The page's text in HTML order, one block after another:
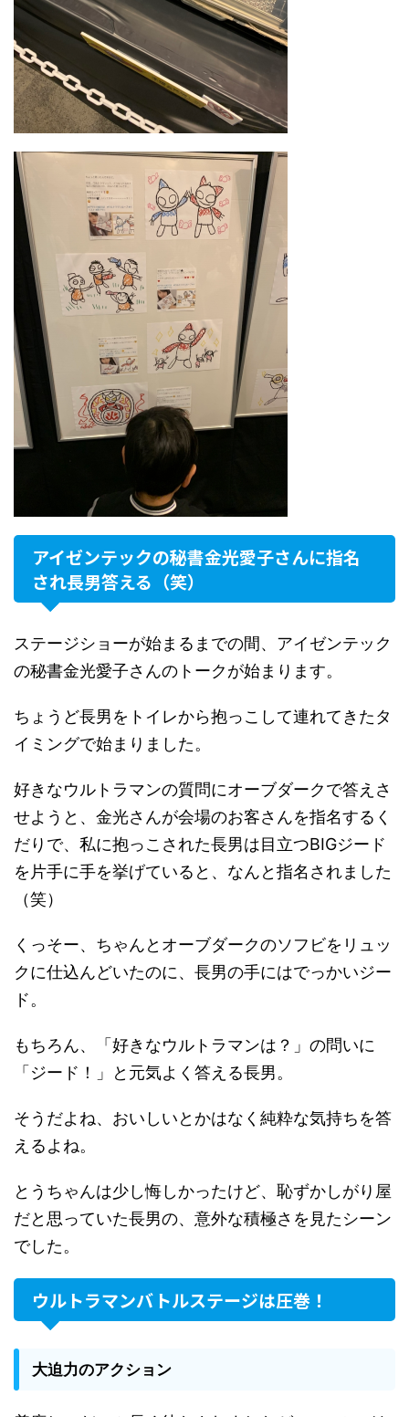
アイゼンテックの秘書金光愛子さんに指名
され長男答える（笑）
ステージショーが始まるまでの間、アイゼンテック
の秘書金光愛子さんのトークが始まります。
ちょうど長男をトイレから抱っこして連れてきたタ
イミングで始まりました。
好きなウルトラマンの質問にオーブダークで答えさ
せようと、金光さんが会場のお客さんを指名するく
だりで、私に抱っこされた長男は目立つBIGジード
を片手に手を挙げていると、なんと指名されました
（笑）
くっそー、ちゃんとオーブダークのソフビをリュッ
クに仕込んどいたのに、長男の手にはでっかいジー
ド。
もちろん、「好きなウルトラマンは？」の問いに
「ジード！」と元気よく答える長男。
そうだよね、おいしいとかはなく純粋な気持ちを答
えるよね。
とうちゃんは少し悔しかったけど、恥ずかしがり屋
だと思っていた長男の、意外な積極さを見たシーン
でした。
ウルトラマンバトルステージは圧巻！
大迫力のアクション